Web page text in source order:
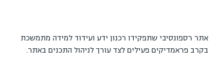
אתר רספונסיבי שתפקידו רכנון ידע ועידוד למידה מתמשכת
בקרב פראמדיקים פעילים לצד עורך לניהול התכנים באתר.